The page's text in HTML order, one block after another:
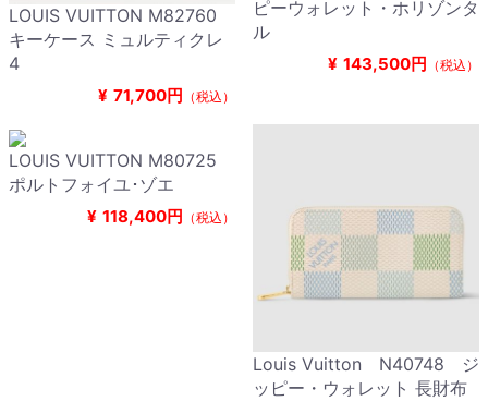
LOUIS VUITTON M82760
キーケース ミュルティクレ
4
¥ 71,700円 （税込）
ピーウォレット・ホリゾンタ
ル
¥ 143,500円 （税込）
LOUIS VUITTON M80725
ポルトフォイユ･ゾエ
¥ 118,400円 （税込）
Louis Vuitton N40748 ジ
ッピー・ウォレット 長財布